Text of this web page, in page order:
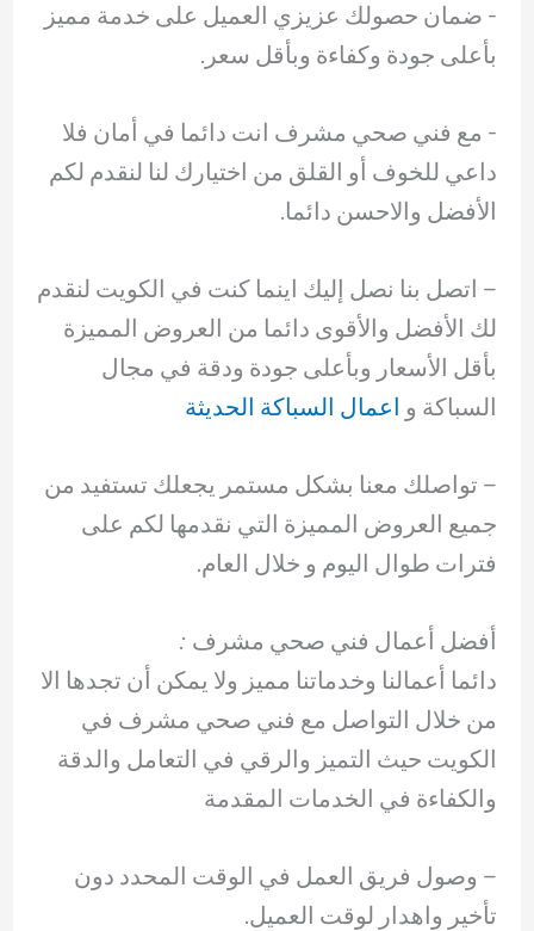
-‏ ضمان حصولك عزيزي العميل على خدمة مميز
بأعلى جودة وكفاءة وبأقل سعر.
-‏ مع فني صحي مشرف انت دائما في أمان فلا
داعي للخوف أو القلق من اختيارك لنا لنقدم لكم
الأفضل والاحسن دائما.
– اتصل بنا نصل إليك اينما كنت في الكويت لنقدم
لك الأفضل والأقوى دائما من العروض المميزة
بأقل الأسعار وبأعلى جودة ودقة في مجال
السباكة و اعمال السباكة الحديثة
– ‏تواصلك معنا بشكل مستمر يجعلك تستفيد من
جميع العروض المميزة التي نقدمها لكم على
فترات طوال اليوم و خلال العام.
أفضل أعمال فني صحي مشرف :
دائما أعمالنا وخدماتنا مميز ولا يمكن أن تجدها الا
من خلال التواصل مع فني صحي مشرف في
الكويت حيث التميز والرقي في التعامل والدقة
والكفاءة في الخدمات المقدمة
– وصول فريق العمل في الوقت المحدد دون
تأخير واهدار لوقت العميل.